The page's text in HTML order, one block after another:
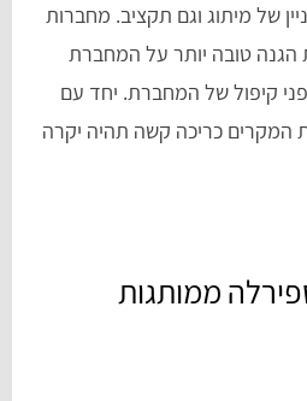
של מיתוג וגם תקציב. מחברות
טובה יותר על המחברת
קיפול של המחברת. יחד עם
המקרים כריכה קשה תהיה יקרה
ממותגות